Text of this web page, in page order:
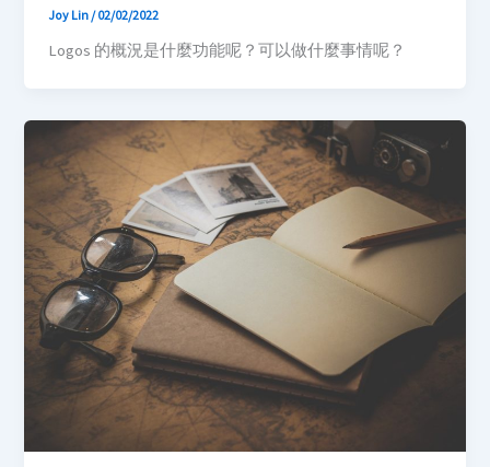
Joy Lin/02/02/2022
Logos 的概況是什麼功能呢？可以做什麼事情呢？